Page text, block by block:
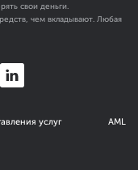
свои деньги.
чем вкладывают. Любая
услуг
AML